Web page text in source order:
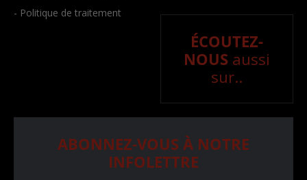
- Politique de traitement
ÉCOUTEZ-
NOUS aussi
sur..
ABONNEZ-VOUS À NOTRE
INFOLETTRE